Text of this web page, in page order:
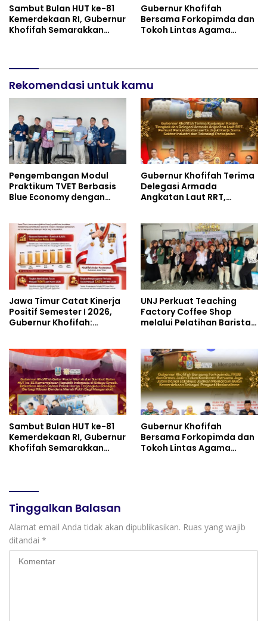
Sambut Bulan HUT ke-81
Kemerdekaan RI, Gubernur
Khofifah Semarakkan
Masyarakat
Gubernur Khofifah
Bersama Forkopimda dan
Tokoh Lintas Agama
Kebangsaan
Rekomendasi untuk kamu
Pengembangan Modul
Praktikum TVET Berbasis
Blue Economy dengan
untuk Materi Pariwisata
Dukung Pencapaian SDGs
Gubernur Khofifah Terima
Delegasi Armada
Angkatan Laut RRT,
Industri Perkapalan
Jawa Timur Catat Kinerja
Positif Semester I 2026,
Gubernur Khofifah:
UNJ Perkuat Teaching
Factory Coffee Shop
melalui Pelatihan Barista
Cimahi
Sambut Bulan HUT ke-81
Kemerdekaan RI, Gubernur
Khofifah Semarakkan
Masyarakat
Gubernur Khofifah
Bersama Forkopimda dan
Tokoh Lintas Agama
Tinggalkan Balasan
Alamat email Anda tidak akan dipublikasikan. Ruas yang wajib
ditandai *